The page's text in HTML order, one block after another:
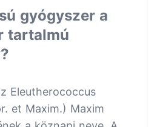
gyógyszer a
tartalmú
Eleutherococcus
et Maxim.) Maxim